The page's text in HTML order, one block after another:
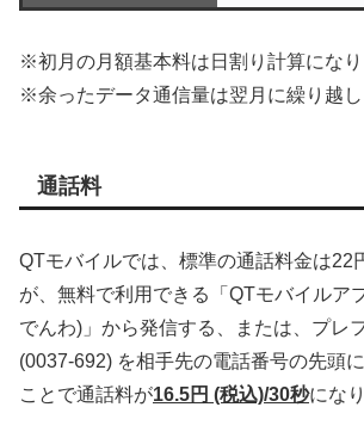
※初月の月額基本料は日割り計算になり
※余ったデータ通信量は翌月に繰り越し
通話料
QTモバイルでは、標準の通話料金は22
が、無料で利用できる「QTモバイルア
でんわ)」から発信する、または、プレ
(0037-692) を相手先の電話番号の先頭
ことで通話料が16.5円 (税込)/30秒にな